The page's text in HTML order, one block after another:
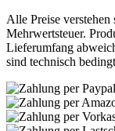
Alle Preise
Mehrwertsteuer.
Lieferumfang
sind technisch